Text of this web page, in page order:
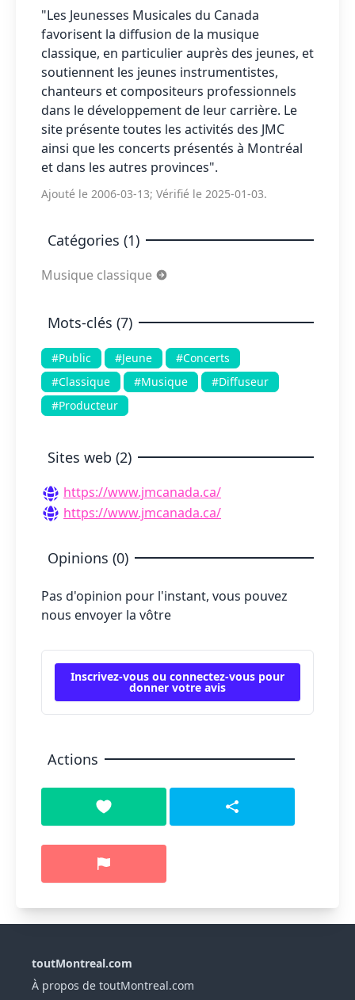
"Les Jeunesses Musicales du Canada
favorisent la diffusion de la musique
classique, en particulier auprès des jeunes, et
soutiennent les jeunes instrumentistes,
chanteurs et compositeurs professionnels
dans le développement de leur carrière. Le
site présente toutes les activités des JMC
ainsi que les concerts présentés à Montréal
et dans les autres provinces".
Ajouté le 2006-03-13; Vérifié le 2025-01-03.
Catégories (1)
Musique classique
Mots-clés (7)
#Public #Jeune
#Concerts
#Classique
#Musique
#Diffuseur
#Producteur
Sites web (2)
https://www.jmcanada.ca/
https://www.jmcanada.ca/
Opinions (0)
Pas d'opinion pour l'instant, vous pouvez
nous envoyer la vôtre
Inscrivez-vous ou connectez-vous pour
donner votre avis
Actions
toutMontreal.com
À propos de toutMontreal.com